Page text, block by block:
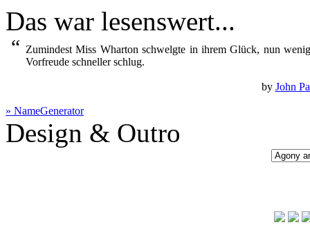
Das war lesenswert...
“ Zumindest Miss Wharton schwelgte in ihrem Glück, nun
Vorfreude schneller schlug.
by John
» NameGenerator
Design & Outro